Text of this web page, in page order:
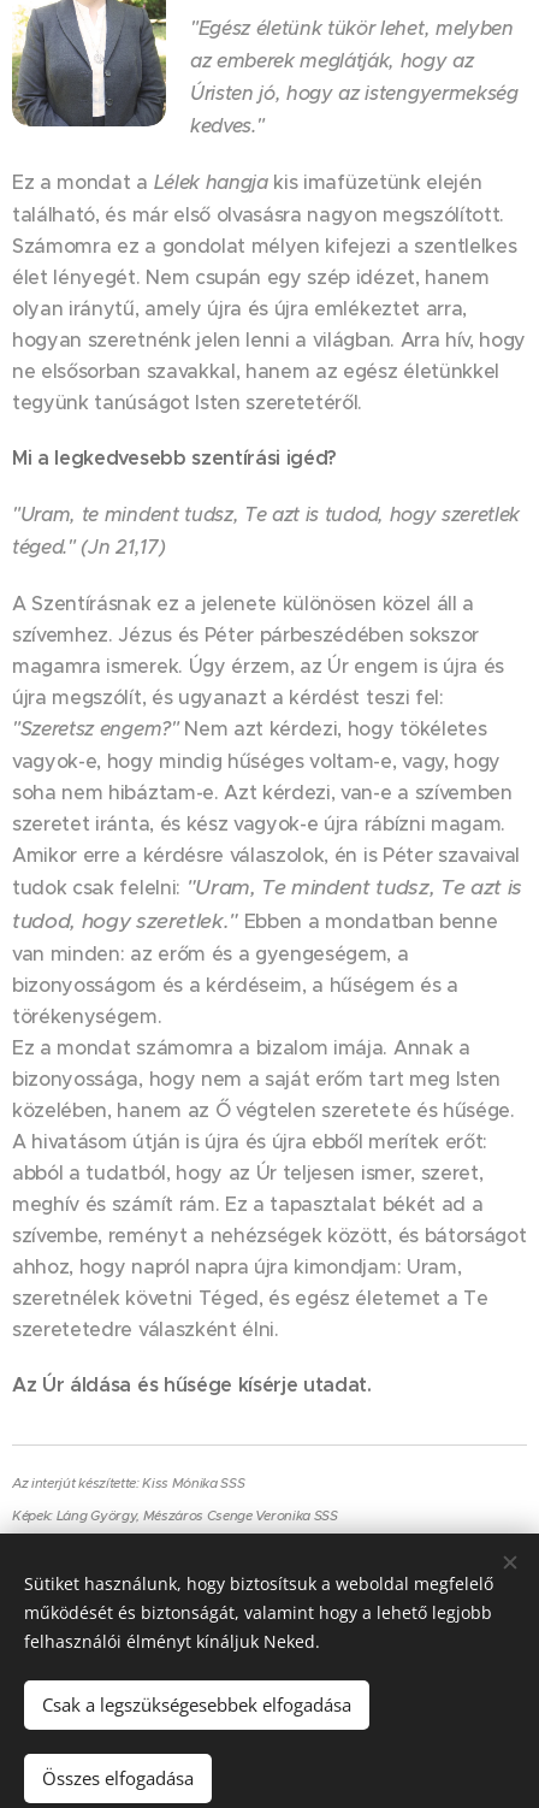
"Egész életünk tükör lehet, melyben
az emberek meglátják, hogy az
Úristen jó, hogy az istengyermekség
kedves."
Ez a mondat a Lélek hangjakis imafüzetünk elején
található, és már első olvasásra nagyon megszólított.
Számomra ez a gondolat mélyen kifejezi a szentlelkes
élet lényegét. Nem csupán egy szép idézet, hanem
olyan iránytű, amely újra és újra emlékeztet arra,
hogyan szeretnénk jelen lenni a világban. Arra hív, hogy
ne elsősorban szavakkal, hanem az egész életünkkel
tegyünk tanúságot Isten szeretetéről.
Mi a legkedvesebb szentírási igéd?
"Uram, te mindent tudsz, Te azt is tudod, hogy szeretlek
téged." (Jn 21,17)
A Szentírásnak ez a jelenete különösen közel áll a
szívemhez. Jézus és Péter párbeszédében sokszor
magamra ismerek. Úgy érzem, az Úr engem is újra és
újra megszólít, és ugyanazt a kérdést teszi fel:
"Szeretsz engem?"Nem azt kérdezi, hogy tökéletes
vagyok-e, hogy mindig hűséges voltam-e, vagy, hogy
soha nem hibáztam-e. Azt kérdezi, van-e a szívemben
szeretet iránta, és kész vagyok-e újra rábízni magam.
Amikor erre a kérdésre válaszolok, én is Péter szavaival
tudok csak felelni: "Uram, Te mindent tudsz, Te azt is
tudod, hogy szeretlek." Ebben a mondatban benne
van minden: az erőm és a gyengeségem, a
bizonyosságom és a kérdéseim, a hűségem és a
törékenységem.
Ez a mondat számomra a bizalom imája. Annak a
bizonyossága, hogy nem a saját erőm tart meg Isten
közelében, hanem az Ő végtelen szeretete és hűsége.
A hivatásom útján is újra és újra ebből merítek erőt:
abból a tudatból, hogy az Úr teljesen ismer, szeret,
meghív és számít rám. Ez a tapasztalat békét ad a
szívembe, reményt a nehézségek között, és bátorságot
ahhoz, hogy napról napra újra kimondjam: Uram,
szeretnélek követni Téged, és egész életemet a Te
szeretetedre válaszként élni.
Az Úr áldása és hűsége kísérje utadat.
Az interjút készítette: Kiss Mónika SSS
Képek: Láng György, Mészáros Csenge Veronika SSS
Share
© 2023-2026Szociális Testvérek Társasága
| Minden jog fenntartva.
Sütiket használunk, hogy biztosítsuk a weboldal megfelelő
működését és biztonságát, valamint hogy a lehető legjobb
felhasználói élményt kínáljuk Neked.
Csak a legszükségesebbek elfogadása
Összes elfogadása